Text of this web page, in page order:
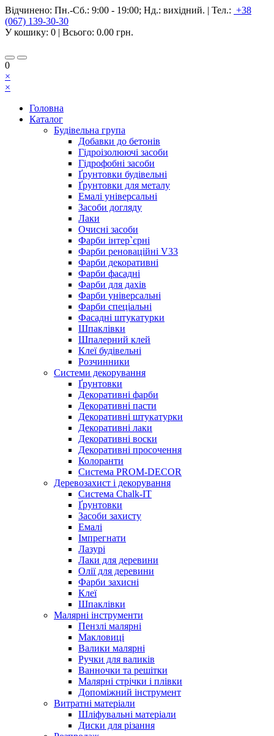
Відчинено: Пн.-Сб.: 9:00 - 19:00; Нд.: вихідний. | Тел.: +38
(067) 139-30-30
У кошику: 0 | Всього: 0.00 грн.
0
×
×
Головна
Каталог
Будівельна група
Добавки до бетонів
Гідроізолюючі засоби
Гідрофобні засоби
Ґрунтовки будівельні
Ґрунтовки для металу
Емалі універсальні
Засоби догляду
Лаки
Очисні засоби
Фарби інтер`єрні
Фарби реноваційні V33
Фарби декоративні
Фарби фасадні
Фарби для дахів
Фарби універсальні
Фарби спеціальні
Фасадні штукатурки
Шпаклівки
Шпалерний клей
Клеї будівельні
Розчинники
Системи декорування
Ґрунтовки
Декоративні фарби
Декоративні пасти
Декоративні штукатурки
Декоративні лаки
Декоративні воски
Декоративні просочення
Колоранти
Система PROM-DECOR
Деревозахист і декорування
Система Chalk-IT
Ґрунтовки
Засоби захисту
Емалі
Імпрегнати
Лазурі
Лаки для деревини
Олії для деревини
Фарби захисні
Клеї
Шпаклівки
Малярні інструменти
Пензлі малярні
Макловиці
Валики малярні
Ручки для валиків
Ванночки та решітки
Малярні стрічки і плівки
Допоміжний інструмент
Витратні матеріали
Шліфувальні матеріали
Диски для різання